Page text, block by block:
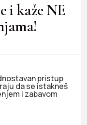
i kaže NE
pristup
da se istakneš
i zabavom